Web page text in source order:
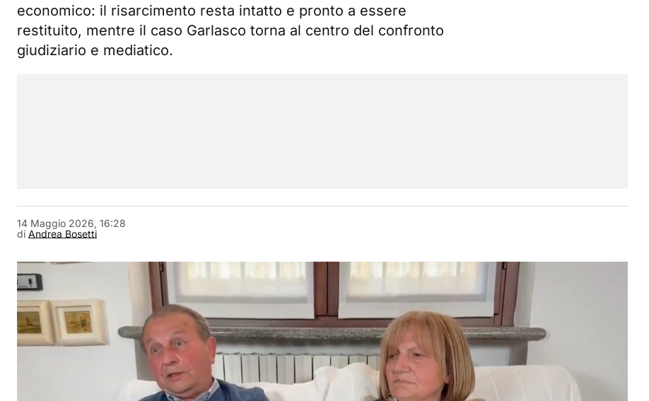
economico: il risarcimento resta intatto e pronto a essere
restituito, mentre il caso Garlasco torna al centro del confronto
giudiziario e mediatico.
di Andrea Bosetti
14 Maggio 2026, 16:28